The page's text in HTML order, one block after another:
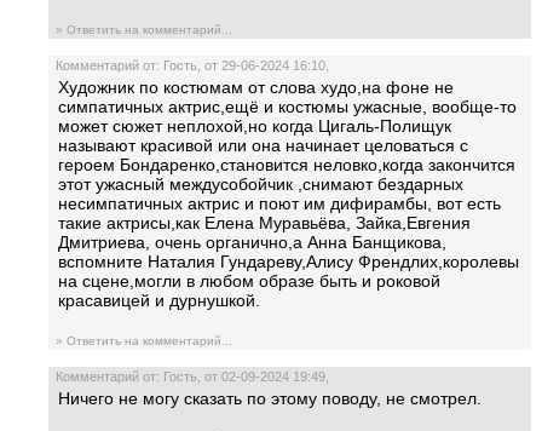
» Ответить на комментарий...
Комментарий от: Гость, от 29-06-2024 16:10,
Художник по костюмам от слова худо,на фоне не
симпатичных актрис,ещё и костюмы ужасные, вообще-то
может сюжет неплохой,но когда Цигаль-Полищук
называют красивой или она начинает целоваться с
героем Бондаренко,становится неловко,когда закончится
этот ужасный междусобойчик ,снимают бездарных
несимпатичных актрис и поют им дифирамбы, вот есть
такие актрисы,как Елена Муравьёва, Зайка,Евгения
Дмитриева, очень органично,а Анна Банщикова,
вспомните Наталия Гундареву,Алису Френдлих,королевы
на сцене,могли в любом образе быть и роковой
красавицей и дурнушкой.
» Ответить на комментарий...
Комментарий от: Гость, от 02-09-2024 19:49,
Ничего не могу сказать по этому поводу, не смотрел.